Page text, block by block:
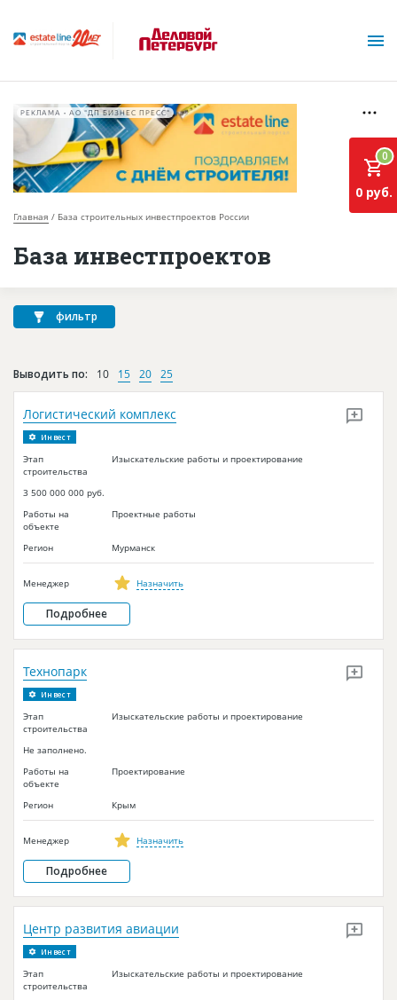
О проекте
База строящихся объектов
Глоссарий
Новости
Платные услуги
Пресс-релизы
Правила работы
Контакты
Личный кабинет
РЕКЛАМА • АО "ДП БИЗНЕС ПРЕСС"
Главная База строительных инвестпроектов России
База инвестпроектов
0
0 руб.
фильтр
Выводить по: 10 15 20 25
Инвест
Логистический комплекс
Этап
строительства
Изыскательские работы и проектирование
3 500 000 000 руб.
Работы на
объекте
Проектные работы
Регион Мурманск
Менеджер Назначить
Подробнее
Инвест
Технопарк
Этап
строительства
Изыскательские работы и проектирование
Не заполнено.
Работы на
объекте
Проектирование
Регион Крым
Менеджер Назначить
Подробнее
Инвест
Центр развития авиации
Этап
строительства
Изыскательские работы и проектирование